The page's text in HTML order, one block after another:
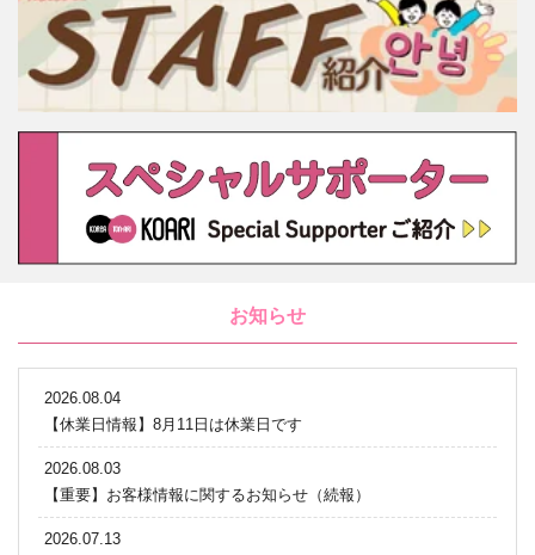
お知らせ
2026.08.04
【休業日情報】8月11日は休業日です
2026.08.03
【重要】お客様情報に関するお知らせ（続報）
2026.07.13